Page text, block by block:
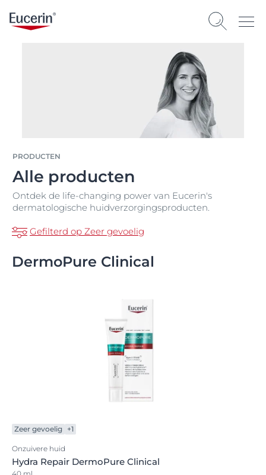
PRODUCTEN
Alle producten
Ontdek de life-changing power van Eucerin's
dermatologische huidverzorgingsproducten.
Gefilterd op Zeer gevoelig
DermoPure Clinical
Zeer gevoelig +1
Onzuivere huid
Hydra Repair DermoPure Clinical